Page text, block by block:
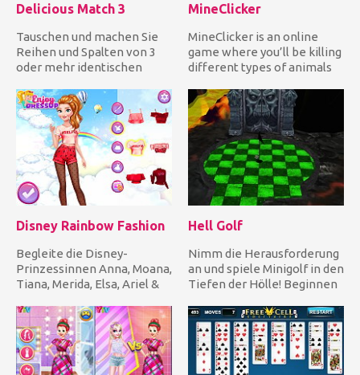
Delicious Match 3
Tauschen und machen Sie
Reihen und Spalten von 3
oder mehr identischen
f...
MineClicker
MineClicker is an online
game where you’ll be killing
different types of animals
Disney Rainbow Fashion
Begleite die Disney-
Prinzessinnen Anna, Moana,
Tiana, Merida, Elsa, Ariel &
Hell Golf
Nimm die Herausforderung
an und spiele Minigolf in den
Tiefen der Hölle! Beginnen